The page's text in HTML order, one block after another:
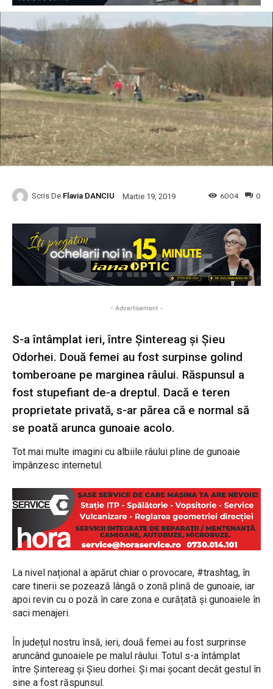
Scris De Flavia DANCIU Martie 19, 2019 0
6004
- Advertisement -
S-a întâmplat ieri, între Șintereag și Șieu
Odorhei. Două femei au fost surpinse golind
tomberoane pe marginea râului. Răspunsul a
fost stupefiant de-a dreptul. Dacă e teren
proprietate privată, s-ar părea că e normal să
se poată arunca gunoaie acolo.
Tot mai multe imagini cu albiile râului pline de gunoaie
împânzesc internetul.
La nivel național a apărut chiar o provocare, #trashtag, în
care tinerii se pozează lângă o zonă plină de gunoaie, iar
apoi revin cu o poză în care zona e curățată și gunoaiele în
saci menajeri.
În județul nostru însă, ieri, două femei au fost surprinse
aruncând gunoaiele pe malul râului. Totul s-a întâmplat
între Șintereag și Șieu dorhei. Și mai șocant decât gestul în
sine a fost răspunsul.